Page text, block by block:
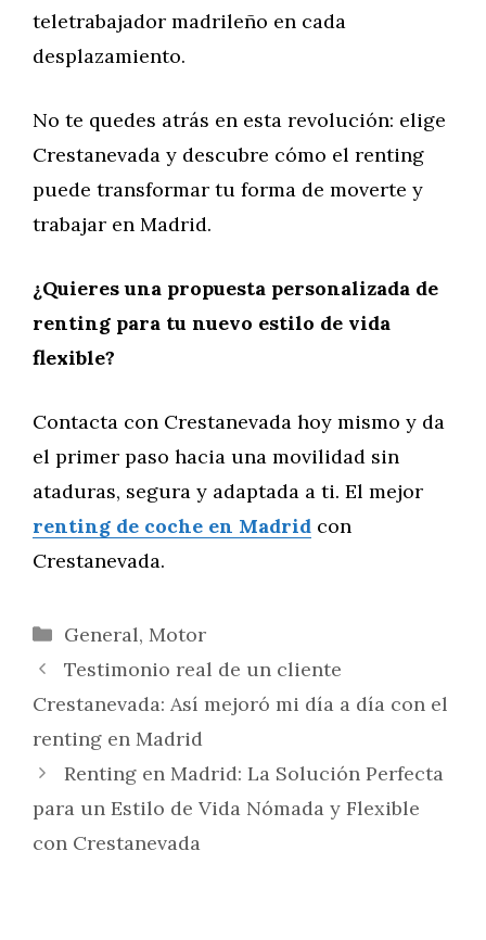
teletrabajador madrileño en cada
desplazamiento.
No te quedes atrás en esta revolución: elige
Crestanevada y descubre cómo el renting
puede transformar tu forma de moverte y
trabajar en Madrid.
¿Quieres una propuesta personalizada de
renting para tu nuevo estilo de vida
flexible?
Contacta con Crestanevada hoy mismo y da
el primer paso hacia una movilidad sin
ataduras, segura y adaptada a ti. El mejor
renting de coche en Madrid con
Crestanevada.
Categorías
General, Motor
Testimonio real de un cliente
Crestanevada: Así mejoró mi día a día con el
renting en Madrid
Renting en Madrid: La Solución Perfecta
para un Estilo de Vida Nómada y Flexible
con Crestanevada